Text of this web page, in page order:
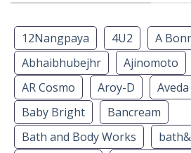
12Nangpaya 4U2
A
Abhaibhubejhr
Ajinomoto
AR Cosmo
Aroy-D Aveda
Baby Bright
Bancream
Bath and Body Works